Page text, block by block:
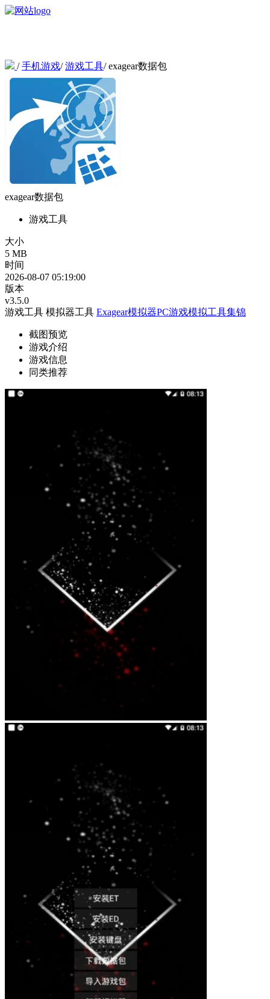
/手机游戏/游戏工具/exagear数据包
exagear数据包
游戏工具
大小
5 MB
时间
2026-08-07 05:19:00
版本
v3.5.0
游戏工具 模拟器工具 Exagear模拟器PC游戏模拟工具集锦
截图预览
游戏介绍
游戏信息
同类推荐